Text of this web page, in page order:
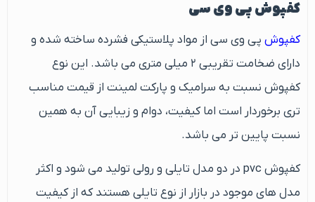
کفپوش پی وی سی
کفپوش پی وی سی از مواد پلاستیکی فشرده ساخته شده و
دارای ضخامت تقریبی ۲ میلی متری می باشد. این نوع
کفپوش نسبت به سرامیک و پارکت لمینت از قیمت مناسب
تری برخوردار است اما کیفیت، دوام و زیبایی آن به همین
نسبت پایین تر می باشد.
کفپوش pvc در دو مدل تایلی و رولی تولید می شود و اکثر
مدل های موجود در بازار از نوع تایلی هستند که از کیفیت